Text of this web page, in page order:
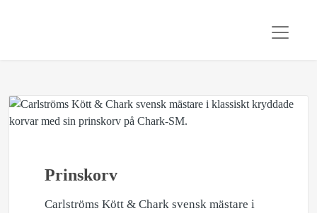
Prinskorv
Carlströms Kött & Chark svensk mästare i